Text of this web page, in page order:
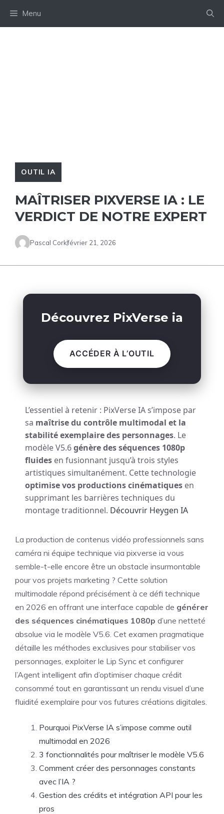
Menu
OUTIL IA
MAÎTRISER PIXVERSE IA : LE
VERDICT DE NOTRE EXPERT
Pascal Corkfévrier 21, 2026
Découvrez PixVerse ia
ACCÉDER À L’OUTIL
L’essentiel à retenir : PixVerse IA s’impose par
sa maîtrise du contrôle multimodal et la
stabilité exemplaire des personnages. Le
modèle V5.6génère des séquences 1080p
fluides en fusionnant jusqu’à trois styles
artistiques simultanément. Cette technologie
optimise vos productions cinématiques en
supprimant les barrières techniques du
montage traditionnel. Découvrir Heygen IA
La production de contenus vidéo professionnels sans
caméra ni équipe technique via pixverse ia vous
semble-t-elle encore être un obstacle insurmontable
pour vos projets marketing ? Cette solution
multimodale répond précisément à ce défi technique
en 2026 en offrant une interface capable de générer
des séquences cinématiques 1080p d’une netteté
absolue via le modèle V5.6. Cet examen pragmatique
détaille les méthodes exclusives pour stabiliser vos
personnages, exploiter le Lip Sync et configurer
l’Agent intelligent afin d’optimiser chaque crédit
consommé tout en garantissant un rendu visuel d’une
fluidité exemplaire pour vos futures créations digitales.
Pourquoi PixVerse IA s’impose comme outil
multimodal en 2026
3 fonctionnalités pour maîtriser le modèle V5.6
Comment créer des personnages constants
avec l’IA ?
Gestion des crédits et intégration API pour les
pros